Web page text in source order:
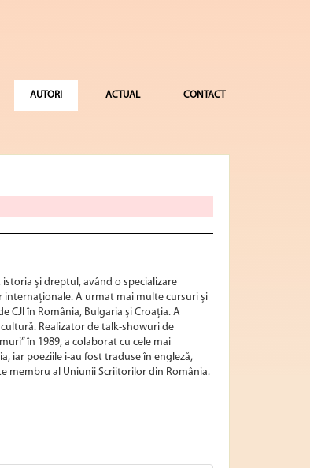
AUTORI ACTUAL CONTACT
și dreptul, având o specializare
A urmat mai multe cursuri și
CJI în România, Bulgaria și Croația. A
Realizator de talk-showuri de
în 1989, a colaborat cu cele mai
iar poeziile i-au fost traduse în engleză,
membru al Uniunii Scriitorilor din România.